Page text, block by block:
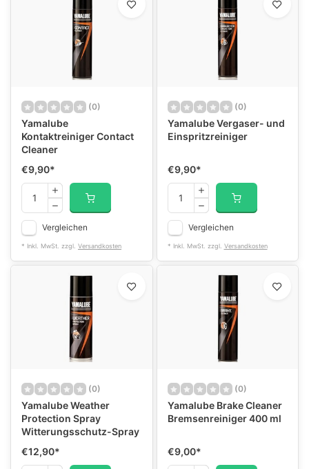
(0)
Yamalube
Kontaktreiniger Contact
Cleaner
€9,90*
Vergleichen
* Inkl. MwSt. zzgl. Versandkosten
(0)
Yamalube Vergaser- und
Einspritzreiniger
€9,90*
Vergleichen
* Inkl. MwSt. zzgl. Versandkosten
(0)
Yamalube Weather
Protection Spray
Witterungsschutz-Spray
€12,90*
(0)
Yamalube Brake Cleaner
Bremsenreiniger 400 ml
€9,00*